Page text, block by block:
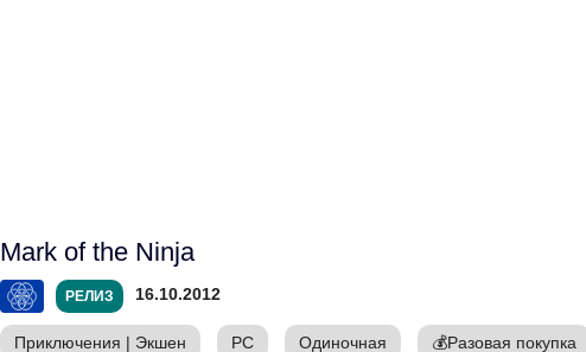
Mark of the Ninja
РЕЛИЗ 16.10.2012
Приключения | Экшен PC Одиночная 💰Разовая покупка